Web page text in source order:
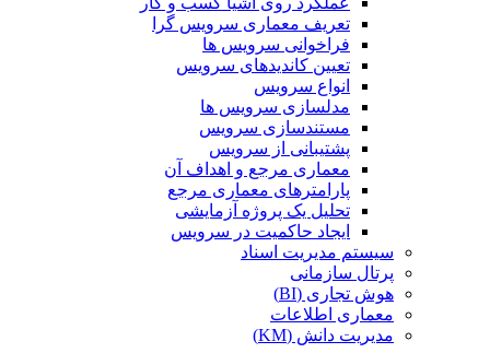
تعریف معماری سرویس گرا
فراخوانی سرویس ها
تعیین کاندیدهای سرویس
انواع سرویس
مدلسازی سرویس ها
مستندسازی سرویس
پشتیبانی از سرویس
معماری مرجع و اهداف آن
پارامترهای معماری مرجع
تحلیل یک پروژه آزمایشی
ایجاد حاکمیت در سرویس
سیستم مدیریت اسناد
پرتال سازمانی
هوش تجاری (BI)
معماری اطلاعات
مدیریت دانش (KM)